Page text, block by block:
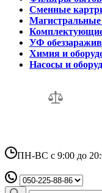
Сменные
УФ
Химия и
Насосы и
ПН-ВС с 9:00 до